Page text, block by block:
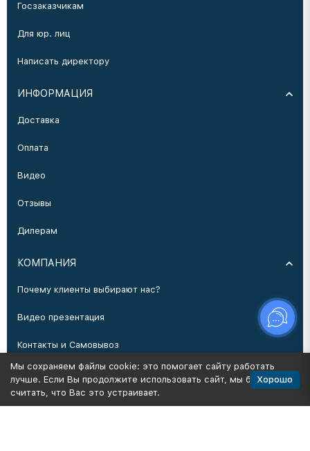
Госзаказчикам
Для юр. лиц
Написать директору
ИНФОРМАЦИЯ
Доставка
Оплата
Видео
Отзывы
Дилерам
КОМПАНИЯ
Почему клиенты выбирают нас?
Видео презентация
Контакты и Самовывоз
Производство
Мы сохраняем файлы cookie: это помогает сайту работать
лучше. Если Вы продолжите использовать сайт, мы будем
считать, что Вас это устраивает.
Хорошо